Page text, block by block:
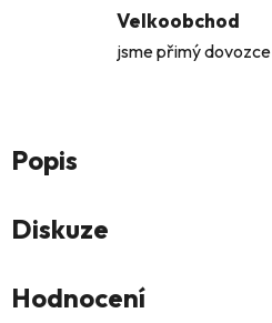
Velkoobchod
jsme přimý dovozce
Popis
Diskuze
Hodnocení